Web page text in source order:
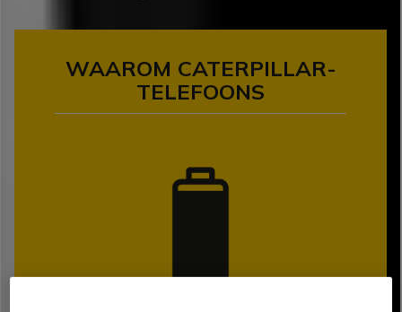
WAAROM CATERPILLAR-
TELEFOONS